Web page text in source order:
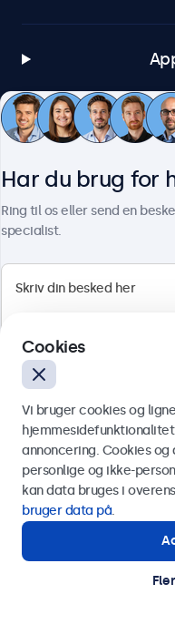
Herstedøstervej 27-29,
Dansk
©
Har du brug for
Ring til os eller send en
specialist.
Eller ring til
Kontakt vores
Cookies
Vi bruger cookies og
annoncering. Cookies og
personlige og ikke-
kan data bruges i
bruger data på.